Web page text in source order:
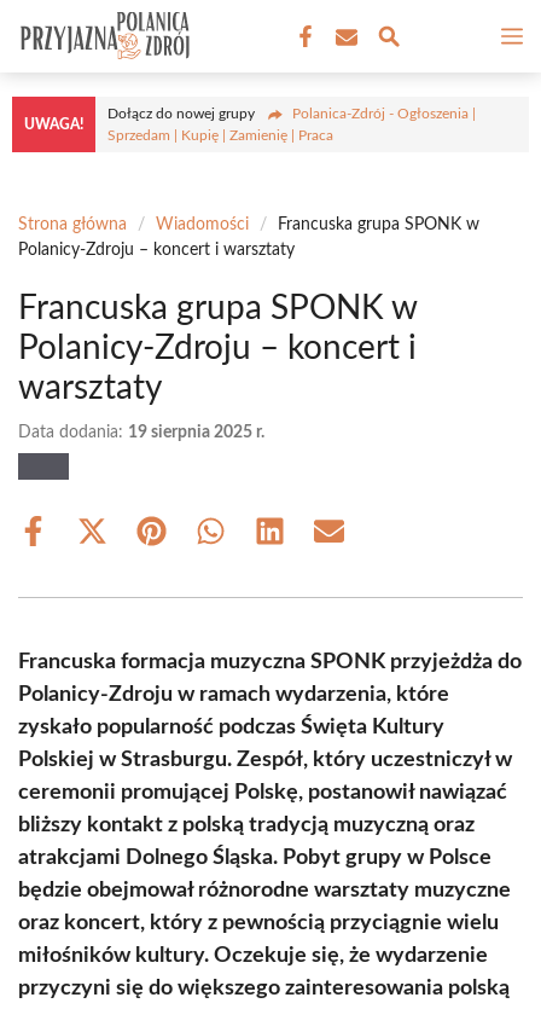
treści
UWAGA!
Dołącz do nowej grupy
Polanica-Zdrój - Ogłoszenia |
Sprzedam | Kupię | Zamienię | Praca
Strona główna / Wiadomości /
Francuska grupa SPONK w
Polanicy-Zdroju – koncert i warsztaty
Francuska grupa SPONK w
Polanicy-Zdroju – koncert i
warsztaty
Data dodania: 19 sierpnia 2025 r.
Share
Share
(Twitter)
Share Share Share Share
Francuska formacja muzyczna SPONK przyjeżdża do
Polanicy-Zdroju w ramach wydarzenia, które
zyskało popularność podczas Święta Kultury
Polskiej w Strasburgu. Zespół, który uczestniczył w
ceremonii promującej Polskę, postanowił nawiązać
bliższy kontakt z polską tradycją muzyczną oraz
atrakcjami Dolnego Śląska. Pobyt grupy w Polsce
będzie obejmował różnorodne warsztaty muzyczne
oraz koncert, który z pewnością przyciągnie wielu
miłośników kultury. Oczekuje się, że wydarzenie
przyczyni się do większego zainteresowania polską